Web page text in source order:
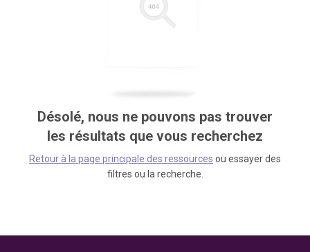
Désolé, nous ne pouvons pas trouver
les résultats que vous recherchez
Retour à la page principale des ressources ou essayer des
filtres ou la recherche.